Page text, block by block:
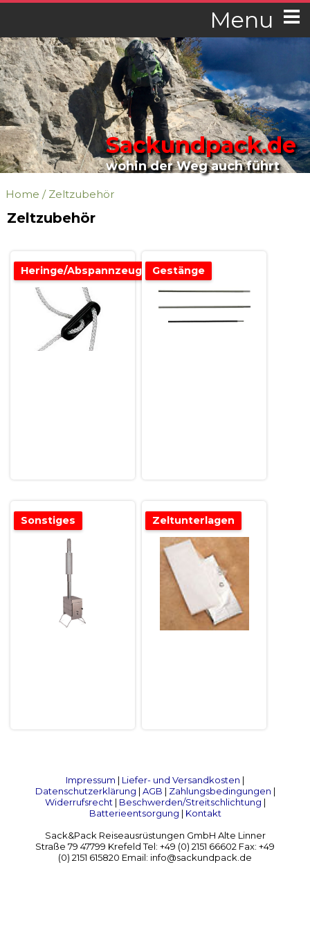
Menu
Sackundpack.de
wohin der Weg auch führt
Home / Zeltzubehör
Zeltzubehör
Heringe/Abspannzeug Gestänge
Sonstiges Zeltunterlagen
Impressum | Liefer- und Versandkosten |
Datenschutzerklärung | AGB | Zahlungsbedingungen |
Widerrufsrecht| Beschwerden/Streitschlichtung |
Batterieentsorgung | Kontakt
Sack&Pack Reiseausrüstungen GmbH Alte Linner
Straße 79 47799 Krefeld Tel: +49 (0) 2151 66602 Fax: +49
(0) 2151 615820 Email: info@sackundpack.de